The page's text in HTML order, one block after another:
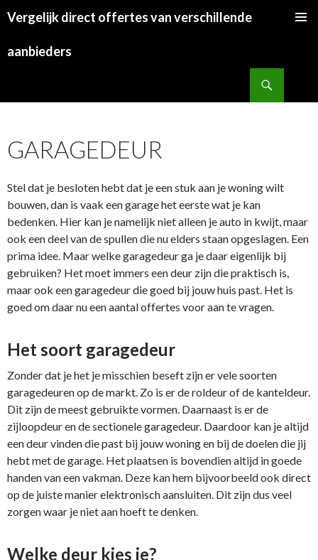
Vergelijk direct offertes van verschillende
aanbieders
CONTENT
GARAGEDEUR
Stel dat je besloten hebt dat je een stuk aan je woning wilt
bouwen, dan is vaak een garage het eerste wat je kan
bedenken. Hier kan je namelijk niet alleen je auto in kwijt, maar
ook een deel van de spullen die nu elders staan opgeslagen. Een
prima idee. Maar welke garagedeur ga je daar eigenlijk bij
gebruiken? Het moet immers een deur zijn die praktisch is,
maar ook een garagedeur die goed bij jouw huis past. Het is
goed om daar nu een aantal offertes voor aan te vragen.
Het soort garagedeur
Zonder dat je het je misschien beseft zijn er vele soorten
garagedeuren op de markt. Zo is er de roldeur of de kanteldeur.
Dit zijn de meest gebruikte vormen. Daarnaast is er de
zijloopdeur en de sectionele garagedeur. Daardoor kan je altijd
een deur vinden die past bij jouw woning en bij de doelen die jij
hebt met de garage. Het plaatsen is bovendien altijd in goede
handen van een vakman. Deze kan hem bijvoorbeeld ook direct
op de juiste manier elektronisch aansluiten. Dit zijn dus veel
zorgen waar je niet aan hoeft te denken.
Welke deur kies je?